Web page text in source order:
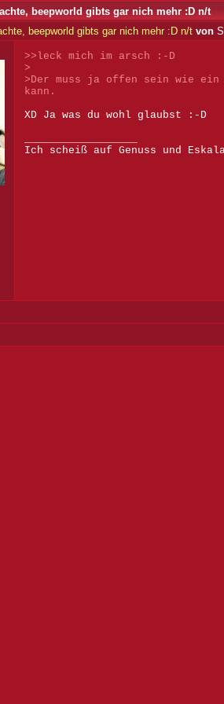
beepworld gibts gar nich mehr :D n/t
beepworld gibts gar nich mehr :D n/t von
>>leck mich im arsch :-D
>
>Der muss ja offen sein wie ein
kann.
XD Ja was du wohl glaubst :-D
Ich scheiß auf Genuss und